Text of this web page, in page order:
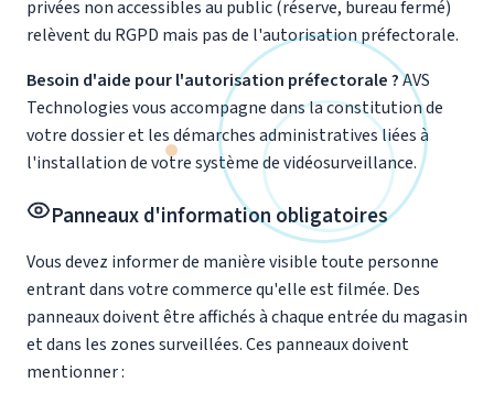
privées non accessibles au public (réserve, bureau fermé)
relèvent du RGPD mais pas de l'autorisation préfectorale.
Besoin d'aide pour l'autorisation préfectorale ?AVS
Technologies vous accompagne dans la constitution de
votre dossier et les démarches administratives liées à
l'installation de votre système de vidéosurveillance.
Panneaux d'information obligatoires
Vous devez informer de manière visible toute personne
entrant dans votre commerce qu'elle est filmée. Des
panneaux doivent être affichés à chaque entrée du magasin
et dans les zones surveillées. Ces panneaux doivent
mentionner :